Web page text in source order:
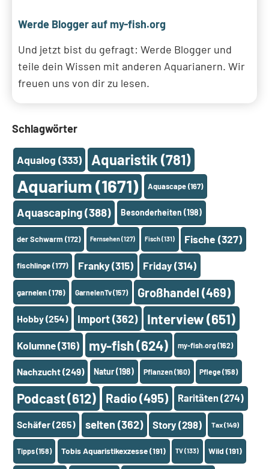
Werde Blogger auf my-fish.org
Und jetzt bist du gefragt: Werde Blogger und
teile dein Wissen mit anderen Aquarianern. Wir
freuen uns von dir zu lesen.
Schlagwörter
Aqualog (333) Aquaristik (781)
Aquarium (1671) Aquascape(167)
Aquascaping(388) Besonderheiten (198)
der Schwarm(172) Fernsehen(127) Fisch(131) Fische (327)
fischlinge(177) Franky(315) Friday(314)
garnelen(178) GarnelenTv(157) Großhandel (469)
Hobby(254) Import(362) Interview(651)
Kolumne(316) my-fish(624) my-fish.org(162)
Nachzucht(249) Natur(198) Pflanzen(160) Pflege(158)
Podcast(612) Radio(495) Raritäten (274)
Schäfer(265) selten (362) Story (298) Tax(149)
Tipps(158) Tobis Aquaristikexzesse(191) TV(133) Wild (191)